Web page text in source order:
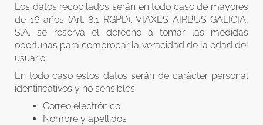
Los datos recopilados serán en todo caso de mayores
de 16 años (Art. 8.1 RGPD). VIAXES AIRBUS GALICIA,
S.A. se reserva el derecho a tomar las medidas
oportunas para comprobar la veracidad de la edad del
usuario.
En todo caso estos datos serán de carácter personal
identificativos y no sensibles:
Correo electrónico
Nombre y apellidos